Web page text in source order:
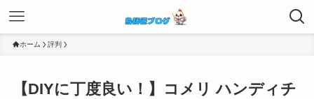
ホーム 評判
【DIYに丁度良い！】コメリ ハンディチ